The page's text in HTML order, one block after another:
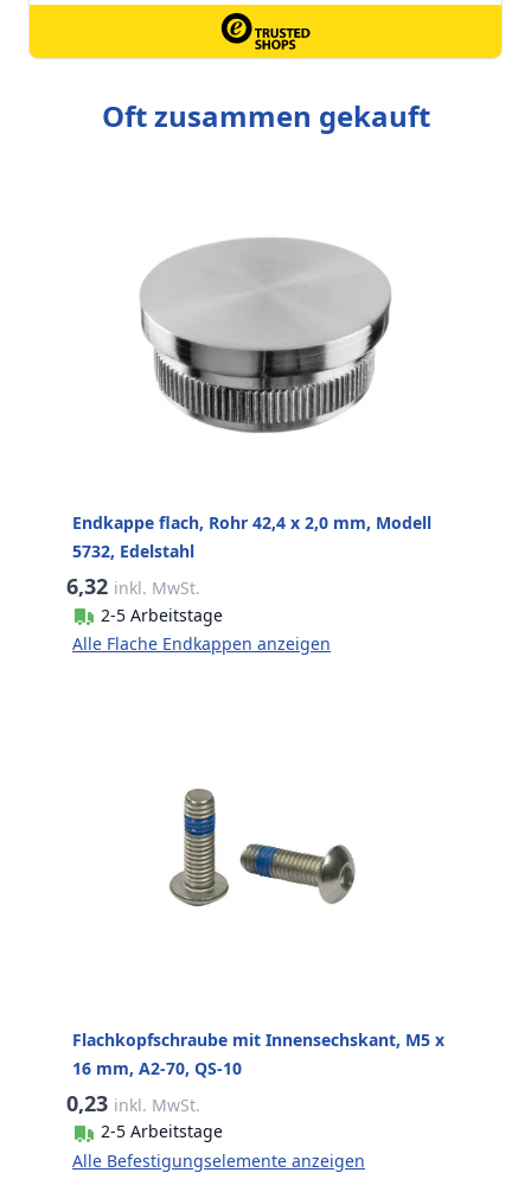
Oft zusammen gekauft
Endkappe flach, Rohr 42,4 x 2,0 mm, Modell
5732, Edelstahl
6,32 inkl. MwSt.
2-5 Arbeitstage
Alle Flache Endkappen anzeigen
Flachkopfschraube mit Innensechskant, M5 x
16 mm, A2-70, QS-10
0,23 inkl. MwSt.
2-5 Arbeitstage
Alle Befestigungselemente anzeigen